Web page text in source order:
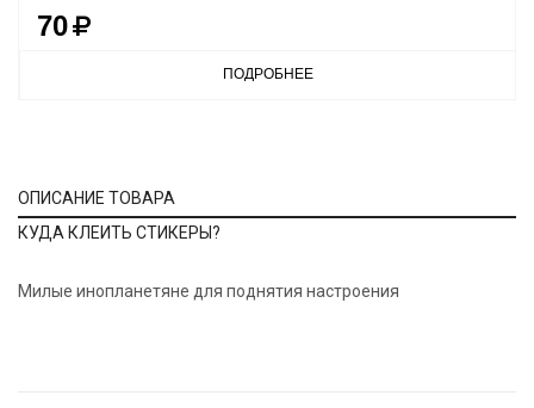
70
ПОДРОБНЕЕ
ОПИСАНИЕ ТОВАРА
КУДА КЛЕИТЬ СТИКЕРЫ?
Милые инопланетяне для поднятия настроения